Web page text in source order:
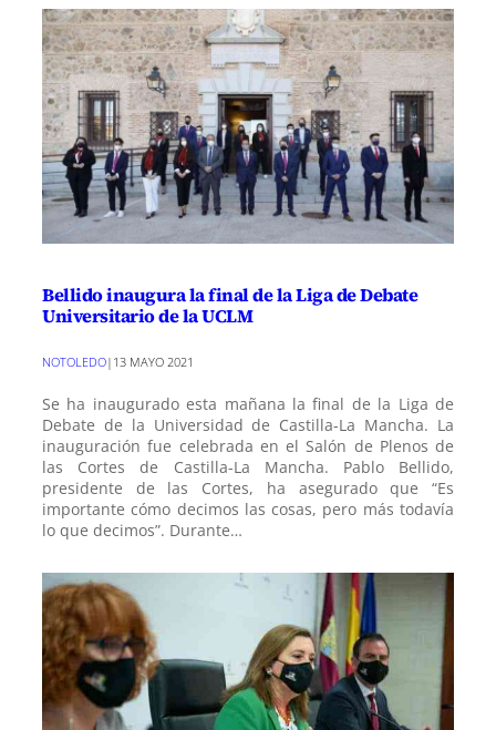
Bellido inaugura la final de la Liga de Debate
Universitario de la UCLM
NOTOLEDO| 13 MAYO 2021
Se ha inaugurado esta mañana la final de la Liga de
Debate de la Universidad de Castilla-La Mancha. La
inauguración fue celebrada en el Salón de Plenos de
las Cortes de Castilla-La Mancha. Pablo Bellido,
presidente de las Cortes, ha asegurado que “Es
importante cómo decimos las cosas, pero más todavía
lo que decimos”. Durante…